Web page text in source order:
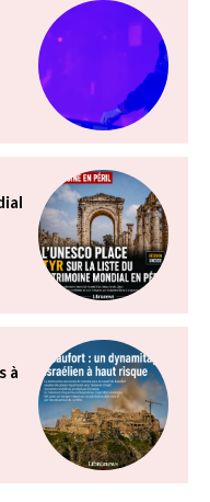
à